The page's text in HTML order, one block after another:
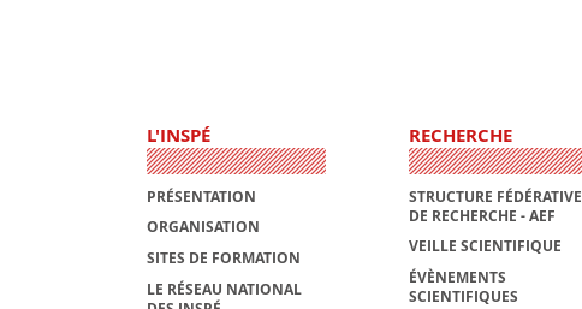
L'INSPÉ
PRÉSENTATION
ORGANISATION
SITES DE FORMATION
LE RÉSEAU NATIONAL
RECHERCHE
STRUCTURE FÉDÉRATIVE
DE RECHERCHE - AEF
VEILLE SCIENTIFIQUE
ÉVÈNEMENTS
SCIENTIFIQUES